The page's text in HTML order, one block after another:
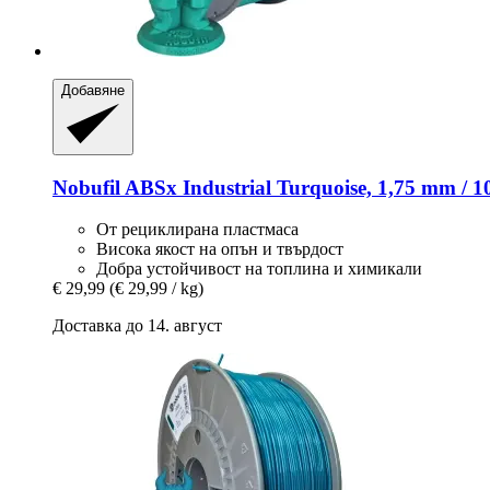
Добавяне
Nobufil ABSx Industrial Turquoise, 1,75 mm /
От рециклирана пластмаса
Висока якост на опън и твърдост
Добра устойчивост на топлина и химикали
€ 29,99 (€ 29,99 / kg)
Доставка до 14. август